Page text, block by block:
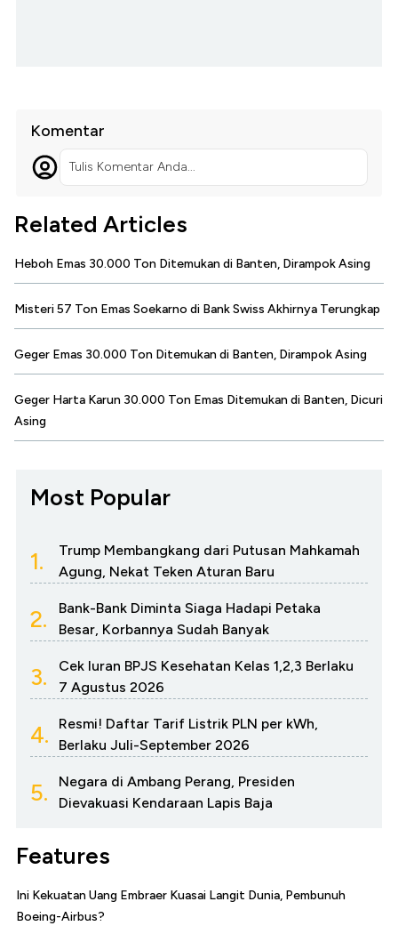
Komentar
Tulis Komentar Anda...
Related Articles
Heboh Emas 30.000 Ton Ditemukan di Banten, Dirampok Asing
Misteri 57 Ton Emas Soekarno di Bank Swiss Akhirnya Terungkap
Geger Emas 30.000 Ton Ditemukan di Banten, Dirampok Asing
Geger Harta Karun 30.000 Ton Emas Ditemukan di Banten, Dicuri
Asing
Most Popular
1.
Trump Membangkang dari Putusan Mahkamah
Agung, Nekat Teken Aturan Baru
2.
Bank-Bank Diminta Siaga Hadapi Petaka
Besar, Korbannya Sudah Banyak
3.
Cek Iuran BPJS Kesehatan Kelas 1,2,3 Berlaku
7 Agustus 2026
4.
Resmi! Daftar Tarif Listrik PLN per kWh,
Berlaku Juli-September 2026
5.
Negara di Ambang Perang, Presiden
Dievakuasi Kendaraan Lapis Baja
Features
Ini Kekuatan Uang Embraer Kuasai Langit Dunia, Pembunuh
Boeing-Airbus?